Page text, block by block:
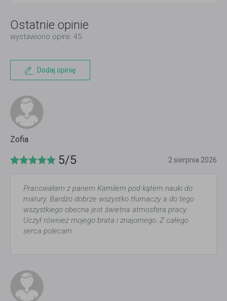
Ostatnie opinie
wystawiono opinii: 45
Dodaj opinię
Zofia
5/5 2 sierpnia 2026
Pracowałam z panem Kamilem pod kątem nauki do
matury. Bardzo dobrze wszystko tłumaczy a do tego
wszystkiego obecna jest świetna atmosfera pracy.
Uczył również mojego brata i znajomego. Z całego
serca polecam.